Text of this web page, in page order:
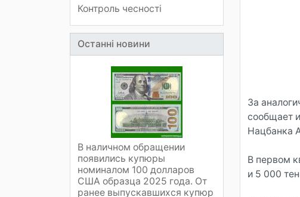
Контроль чесності
Останні новини
В наличном обращении
появились купюры
номиналом 100 долларов
США образца 2025 года. От
ранее выпускавшихся купюр
За
сообщает
Нацбанка
В первом
и 5 000